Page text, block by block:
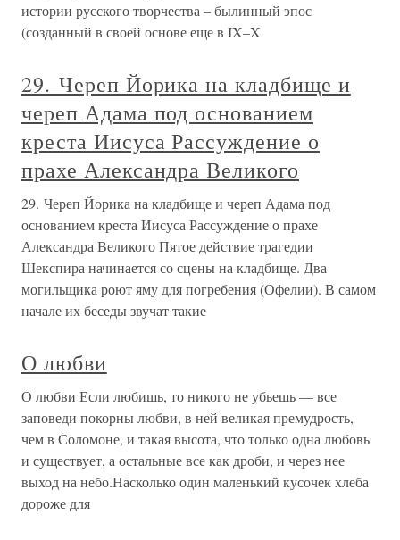
истории русского творчества – былинный эпос
(созданный в своей основе еще в IX–X
29. Череп Йорика на кладбище и
череп Адама под основанием
креста Иисуса Рассуждение о
прахе Александра Великого
29. Череп Йорика на кладбище и череп Адама под
основанием креста Иисуса Рассуждение о прахе
Александра Великого Пятое действие трагедии
Шекспира начинается со сцены на кладбище. Два
могильщика роют яму для погребения (Офелии). В самом
начале их беседы звучат такие
О любви
О любви Если любишь, то никого не убьешь — все
заповеди покорны любви, в ней великая премудрость,
чем в Соломоне, и такая высота, что только одна любовь
и существует, а остальные все как дроби, и через нее
выход на небо.Насколько один маленький кусочек хлеба
дороже для